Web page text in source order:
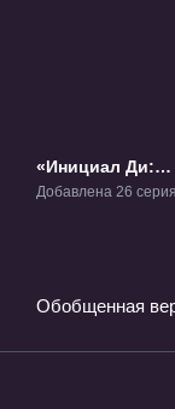
«Инициал Ди:
Стадия первая»
Добавлена 26 серия
Обобщенная